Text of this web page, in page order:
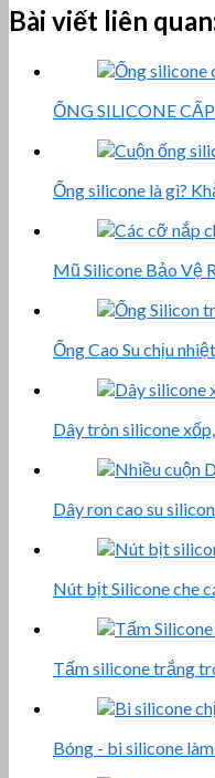
Bài viết liên
ỐNG SILICONE
Ống silicone là gì?
Mũ Silicone Bảo Vệ
Ống Cao Su chịu
Dây tròn silicone
Dây ron cao su
Nút bịt Silicone che
Tấm silicone trắng
Bóng - bi silicone